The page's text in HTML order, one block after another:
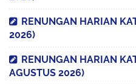
RENUNGAN HARIAN
2026)
RENUNGAN HARIAN
AGUSTUS 2026)